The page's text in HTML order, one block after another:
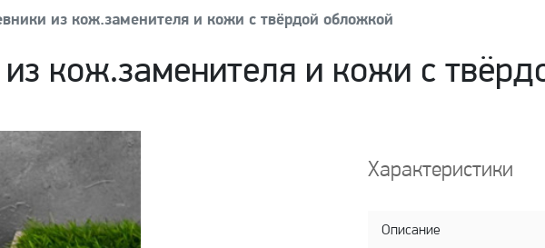
из кож.заменителя и кожи с твёрдой обложкой
кож.заменителя и кожи с
Характеристики
Описание